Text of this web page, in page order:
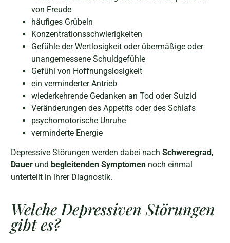
von Freude
häufiges Grübeln
Konzentrationsschwierigkeiten
Gefühle der Wertlosigkeit oder übermäßige oder
unangemessene Schuldgefühle
Gefühl von Hoffnungslosigkeit
ein verminderter Antrieb
wiederkehrende Gedanken an Tod oder Suizid
Veränderungen des Appetits oder des Schlafs
psychomotorische Unruhe
verminderte Energie
Depressive Störungen werden dabei nach Schweregrad ,
Dauerund begleitenden Symptomennoch einmal
unterteilt in ihrer Diagnostik.
Welche Depressiven Störungen
gibt es?